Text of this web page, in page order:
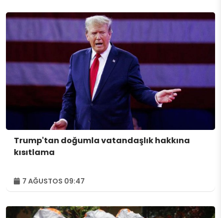
Trump'tan doğumla vatandaşlık hakkına
kısıtlama
7 AĞUSTOS 09:47